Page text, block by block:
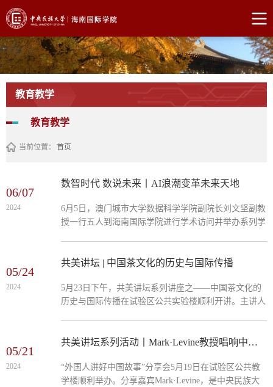
教育教学
教育教学
当前位置： 首页
06/07
2024
数智时代 数说未来丨AI浪潮变革未来天地
6月5日，澳门城市大学数据科学学院副院长刘文坚副教
授一行五人到海南国际学院进行学术访问并举办系列学
共三场，分别由澳门城市大学副院长刘文坚副教授、辜
生约80人现场聆听。首场讲座由刘文坚副教授主讲，为
大家介绍人工智能的前景展望以及应对挑战的关键。他
05/24
2024
共美讲坛 | 中国茶文化的历史与国际传播
5月23日下午，共美讲坛系列讲座之——中国茶文化的
历史与国际传播在试验区公共实验楼顺利开讲。主讲人
编委会副主任。赵老师从茶的不同称谓与产地种类、中
际传播三个方面来讲解，他将此次讲座定义为一次研茶
活动，旨在让师生从中学习茶文化的传承与交流，了解
05/21
2024
共美讲坛系列活动丨Mark·Levine教授唱响中国的故事
“外国人讲好中国故事”分享会5月19日在试验区公共教
学楼顺利举办。分享嘉宾Mark·Levine，是中央民族大